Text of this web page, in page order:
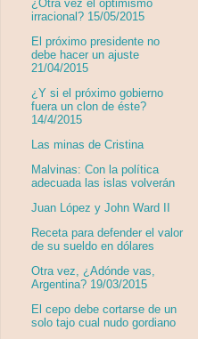
¿Otra vez el optimismo
irracional? 15/05/2015
El próximo presidente no
debe hacer un ajuste
21/04/2015
¿Y si el próximo gobierno
fuera un clon de éste?
14/4/2015
Las minas de Cristina
Malvinas: Con la política
adecuada las islas volverán
Juan López y John Ward II
Receta para defender el valor
de su sueldo en dólares
Otra vez, ¿Adónde vas,
Argentina? 19/03/2015
El cepo debe cortarse de un
solo tajo cual nudo gordiano